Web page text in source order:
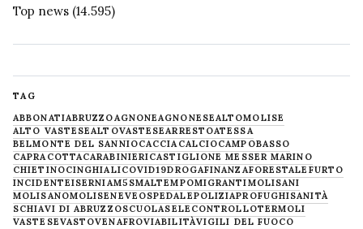
Top news (14.595)
TAG
ABBONATIABRUZZOAGNONEAGNONESEALTOMOLISE
ALTO VASTESEALTOVASTESEARRESTOATESSA
BELMONTE DEL SANNIOCACCIACALCIOCAMPOBASSO
CAPRACOTTACARABINIERICASTIGLIONE MESSER MARINO
CHIETINOCINGHIALICOVID19DROGAFINANZAFORESTALE FURTO
INCIDENTEISERNIAM5SMALTEMPOMIGRANTIMOLISANI
MOLISANOMOLISENEVE OSPEDALEPOLIZIAPROFUGHISANITÀ
SCHIAVI DI ABRUZZOSCUOLASELECONTROLLOTERMOLI
VASTESEVASTOVENAFROVIABILITÀVIGILI DEL FUOCO